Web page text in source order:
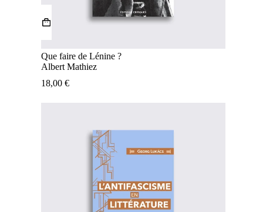
Que faire de Lénine ?
Albert Mathiez
18,00 €